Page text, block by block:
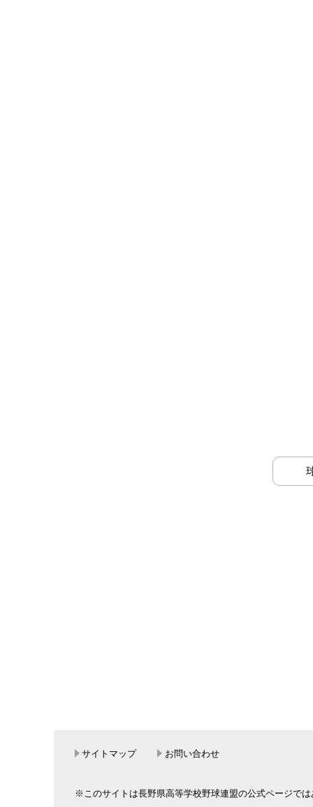
サイトマップ お問い合わせ
※このサイトは長野県高等学校野球連盟の公式ページで